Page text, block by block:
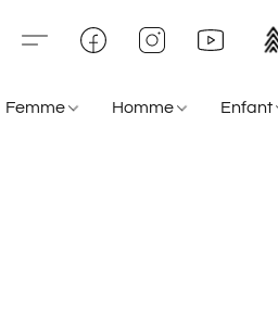
Femme Homme Enfant